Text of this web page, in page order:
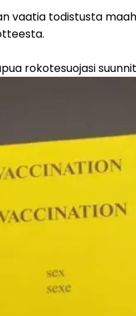
rokotesuojasi